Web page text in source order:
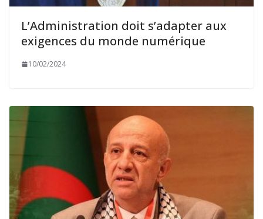
L’Administration doit s’adapter aux
exigences du monde numérique
10/02/2024